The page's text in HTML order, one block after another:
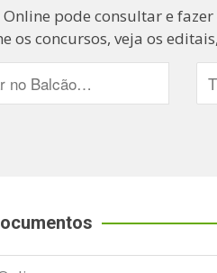
Online pode consultar e
os concursos, veja os